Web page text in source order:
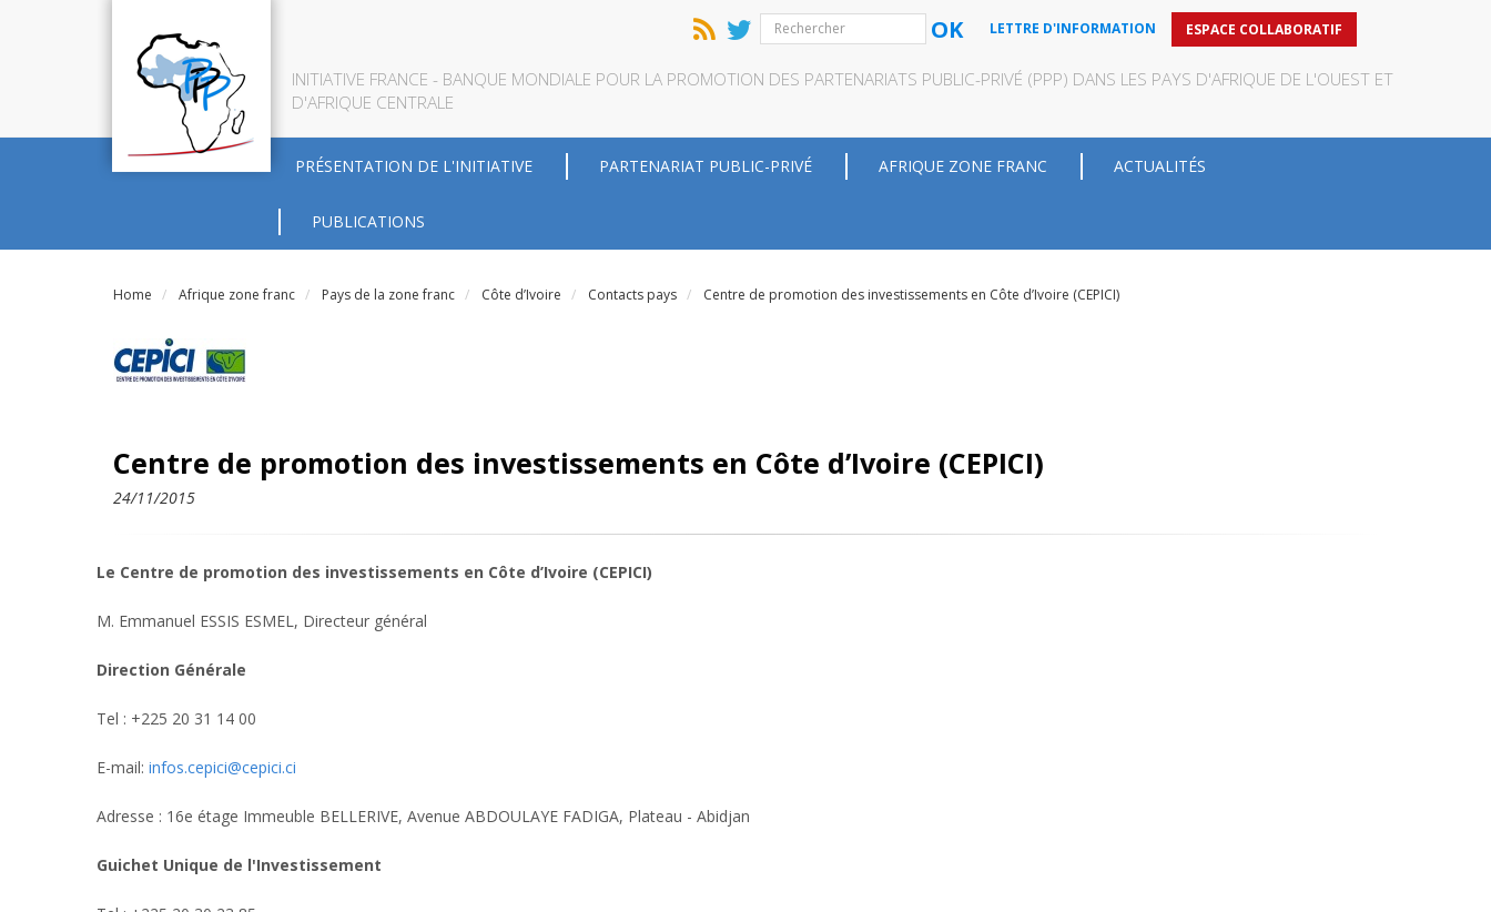
OK LETTRE D'INFORMATION ESPACE COLLABORATIF
INITIATIVE FRANCE - BANQUE MONDIALE POUR LA PROMOTION DES PARTENARIATS PUBLIC-PRIVÉ (PPP) DANS LES PAYS D'AFRIQUE DE L'OUEST ET
D'AFRIQUE CENTRALE
PRÉSENTATION DE L'INITIATIVE PARTENARIAT PUBLIC-PRIVÉ AFRIQUE ZONE FRANC ACTUALITÉS
PUBLICATIONS
Home Afrique zone franc Pays de la zone franc Côte d’Ivoire Contacts pays Centre de promotion des investissements en Côte d’Ivoire (CEPICI)
Centre de promotion des investissements en Côte d’Ivoire (CEPICI)
24/11/2015
Le Centre de promotion des investissements en Côte d’Ivoire (CEPICI)
M. Emmanuel ESSIS ESMEL, Directeur général
Direction Générale
Tel : +225 20 31 14 00
E-mail: infos.cepici@cepici.ci
Adresse : 16e étage Immeuble BELLERIVE, Avenue ABDOULAYE FADIGA, Plateau - Abidjan
Guichet Unique de l'Investissement